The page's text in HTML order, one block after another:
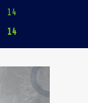
14
14